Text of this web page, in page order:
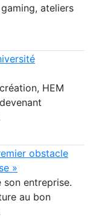
ateliers
HEM
obstacle
»
entreprise.
au bon